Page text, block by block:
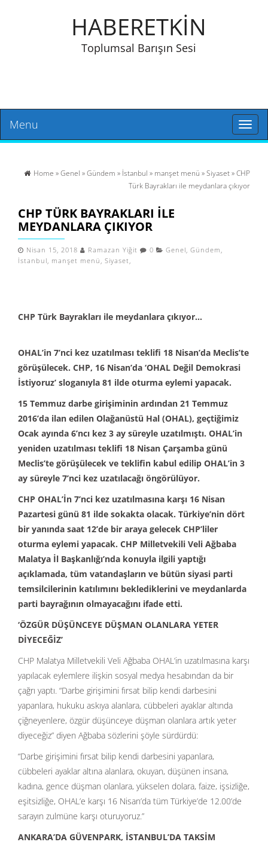
HABERETKİN
Toplumsal Barışın Sesi
Toggle
Menu
Home »Genel »Gündem » İstanbul » manşet menü »Siyaset» CHP
Türk Bayrakları ile meydanlara çıkıyor
CHP TÜRK BAYRAKLARI ILE
MEYDANLARA ÇIKIYOR
Nisan 15, 2018 Ramazan Yiğit 0 Genel, Gündem ,
İstanbul, manşet menü , Siyaset,
CHP Türk Bayrakları ile meydanlara çıkıyor…
OHAL’in 7’nci kez uzatılması teklifi 18 Nisan’da Meclis’te
görüşülecek. CHP, 16 Nisan’da ‘OHAL Değil Demokrasi
İstiyoruz’ sloganıyla 81 ilde oturma eylemi yapacak.
15 Temmuz darbe girişiminin ardından 21 Temmuz
2016’da ilan edilen Olağanüstü Hal (OHAL), geçtiğimiz
Ocak ayında 6’ncı kez 3 ay süreyle uzatılmıştı. OHAL’in
yeniden uzatılması teklifi 18 Nisan Çarşamba günü
Meclis’te görüşülecek ve teklifin kabul edilip OHAL’in 3
ay süreyle 7’nci kez uzatılacağı öngörülüyor.
CHP OHAL’İn 7’nci kez uzatılmasına karşı 16 Nisan
Pazartesi günü 81 ilde sokakta olacak. Türkiye’nin dört
bir yanında saat 12’de bir araya gelecek CHP’liler
oturma eylemi yapacak. CHP Milletvekili Veli Ağbaba
Malatya İl Başkanlığı’nda konuyla ilgili yaptığı
açıklamada, tüm vatandaşların ve bütün siyasi parti
temsilcilerinin katılımını beklediklerini ve meydanlarda
parti bayrağının olmayacağını ifade etti.
‘ÖZGÜR DÜŞÜNCEYE DÜŞMAN OLANLARA YETER
DİYECEĞİZ’
CHP Malatya Milletvekili Veli Ağbaba OHAL’in uzatılmasına karşı
yapılacak eylemlere ilişkin sosyal medya hesabından da bir
çağrı yaptı. “Darbe girişimini fırsat bilip kendi darbesini
yapanlara, hukuku askıya alanlara, cübbeleri ayaklar altında
çiğneyenlere, özgür düşünceye düşman olanlara artık yeter
diyeceğiz” diyen Ağbaba sözlerini şöyle sürdürdü:
“Darbe girişimini fırsat bilip kendi darbesini yapanlara,
cübbeleri ayaklar altına alanlara, okuyan, düşünen insana,
kadına, gence düşman olanlara, yükselen dolara, faize, işsizliğe,
eşitsizliğe, OHAL’e karşı 16 Nisan’da tüm Türkiye’de 12.00’de
sarayın zulmüne karşı oturuyoruz.”
ANKARA’DA GÜVENPARK, İSTANBUL’DA TAKSİM